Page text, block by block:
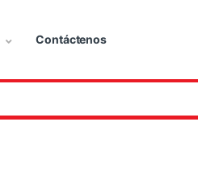
Contáctenos